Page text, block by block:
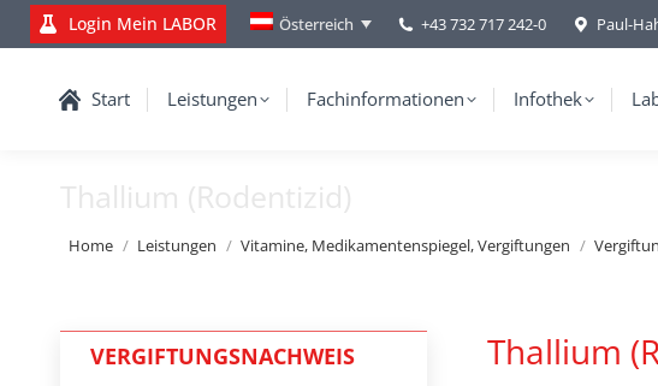
Login Mein LABOR Österreich +43 732 717 242-0 Paul-
Start Leistungen Fachinformationen Infothek
Thallium (Rodentizid)
You are here:
Home Leistungen Vitamine, Medikamentenspiegel, Vergiftungen
Thallium
VERGIFTUNGSNACHWEIS